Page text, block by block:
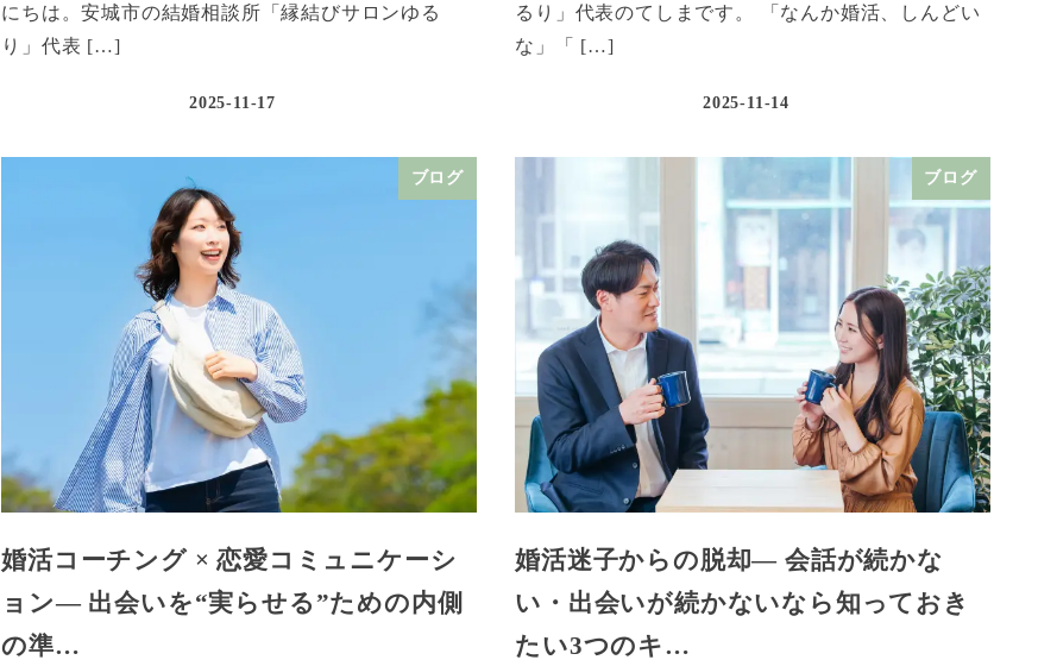
にちは。安城市の結婚相談所「縁結びサロンゆる
り」代表 […]
2025-11-17
るり」代表のてしまです。 「なんか婚活、しんどい
な」「 […]
2025-11-14
ブログ
婚活コーチング × 恋愛コミュニケーシ
ョン― 出会いを“実らせる”ための内側
の準…
ブログ
婚活迷子からの脱却― 会話が続かな
い・出会いが続かないなら知っておき
たい3つのキ…